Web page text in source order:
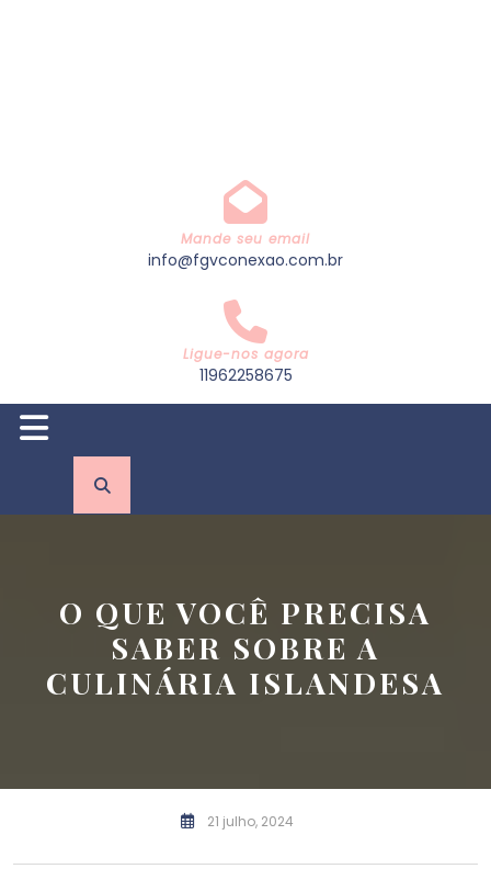
Mande seu email
info@fgvconexao.com.br
Ligue-nos agora
11962258675
Open
Button
O QUE VOCÊ PRECISA
SABER SOBRE A
CULINÁRIA ISLANDESA
21 julho, 2024